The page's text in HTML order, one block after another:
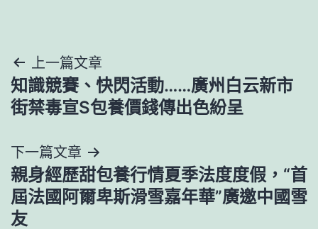
文
章
覽
上一篇文章
知識競賽、快閃活動……廣州白云新市
街禁毒宣S包養價錢傳出色紛呈
下一篇文章
親身經歷甜包養行情夏季法度度假，“首
屆法國阿爾卑斯滑雪嘉年華”廣邀中國雪
友